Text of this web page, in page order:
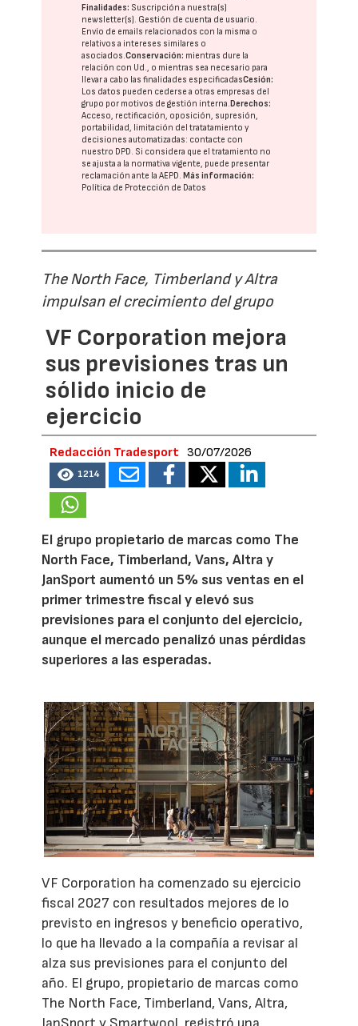
Finalidades: Suscripción a nuestra(s)
newsletter(s). Gestión de cuenta de usuario.
Envío de emails relacionados con la misma o
relativos a intereses similares o
asociados.Conservación: mientras dure la
relación con Ud., o mientras sea necesario para
llevar a cabo las finalidades especificadasCesión:
Los datos pueden cederse a otras empresas del
grupo por motivos de gestión interna.Derechos:
Acceso, rectificación, oposición, supresión,
portabilidad, limitación del tratatamiento y
decisiones automatizadas: contacte con
nuestro DPD. Si considera que el tratamiento no
se ajusta a la normativa vigente, puede presentar
reclamación ante laAEPD.Más información:
Política de Protección de Datos
The North Face, Timberland y Altra
impulsan el crecimiento del grupo
VF Corporation mejora
sus previsiones tras un
sólido inicio de
ejercicio
Redacción Tradesport 30/07/2026
1214
El grupo propietario de marcas como The
North Face, Timberland, Vans, Altra y
JanSport aumentó un 5% sus ventas en el
primer trimestre fiscal y elevó sus
previsiones para el conjunto del ejercicio,
aunque el mercado penalizó unas pérdidas
superiores a las esperadas.
VF Corporation ha comenzado su ejercicio
fiscal 2027 con resultados mejores de lo
previsto en ingresos y beneficio operativo,
lo que ha llevado a la compañía a revisar al
alza sus previsiones para el conjunto del
año. El grupo, propietario de marcas como
The North Face, Timberland, Vans, Altra,